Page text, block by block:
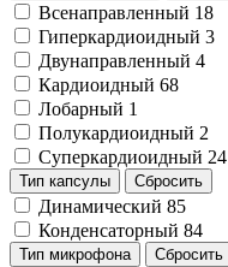
Всенаправленный 18
Гиперкардиоидный 3
Двунаправленный 4
Кардиоидный 68
Лобарный 1
Полукардиоидный 2
Суперкардиоидный 24
Тип капсулы Сбросить
Динамический 85
Конденсаторный 84
Тип микрофона Сбросить